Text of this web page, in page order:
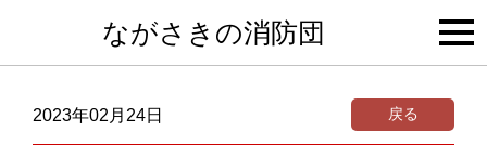
ながさきの消防団
2023年02月24日 戻る